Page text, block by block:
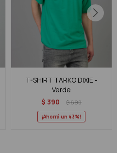
T-SHIRT TARKO DIXIE -
Verde
$ 390 $690
43